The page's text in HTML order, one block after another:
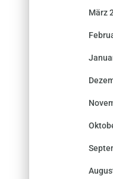
März